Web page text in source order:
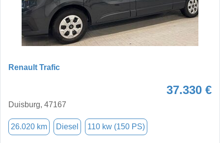
Renault Trafic
37.330 €
Duisburg, 47167
26.020 km Diesel 110 kw (150 PS)